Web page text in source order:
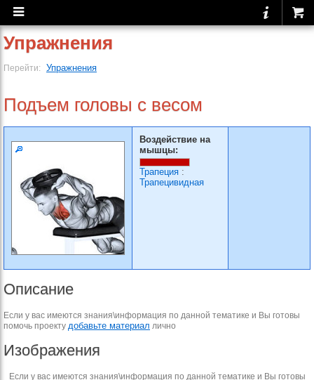
Упражнения
Перейти: Упражнения
Подъем головы с весом
Воздействие на
мышцы:
Трапеция :
Трапецивидная
Описание
Если у вас имеются знания\информация по данной тематике и Вы готовы
помочь проекту добавьте материал лично
Изображения
Если у вас имеются знания\информация по данной тематике и Вы готовы